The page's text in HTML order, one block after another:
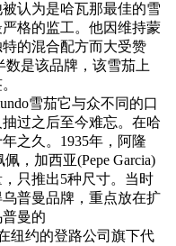
认为是哈瓦那最佳的雪
格的监工。他因维持蒙
的混合配方而大受赞
是该品牌，该雪茄上
雪茄它与众不同的口
过之后至今难忘。在哈
之久。1935年，阿隆
，加西亚(Pepe Garcia)
只推出5种尺寸。当时
普曼品牌，重点放在扩
曼的
纽约的登路公司旗下代